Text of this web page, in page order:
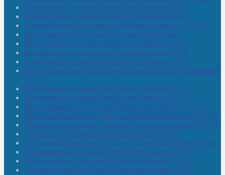
Калегинская сельская библиотека-филиал № 6
Калмашевская сельская библиотека-филиал № 5
Калмиябашевская сельская библиотека-филиал № 13
Калтасинская модельная детская библиотека
Кельтеевская сельская библиотека-филиал № 8
Киебаковская сельская библиотека-филиал № 9
Кокушевская сельская библиотека-филиал № 4
Краснохолмская сельская модельная библиотека-филиал
№ 21
Кутеремская сельская библиотека-филиал № 22
Кучашевская сельская библиотека-филиал № 11
Малокачаковская сельская библиотека-филиал № 12
Нижнекачмашевская сельская библиотека-филиал № 14
Новокильбахтинская сельская библиотека-филиал № 19
Сазовская сельская библиотека-филиал № 20
Староорьебашевская сельская библиотека-филиал № 16
Старояшевская сельская библиотека-филиал № 17
Тюльдинская сельская библиотека-филиал № 18
Чилибеевская сельская библиотека-филиал № 10